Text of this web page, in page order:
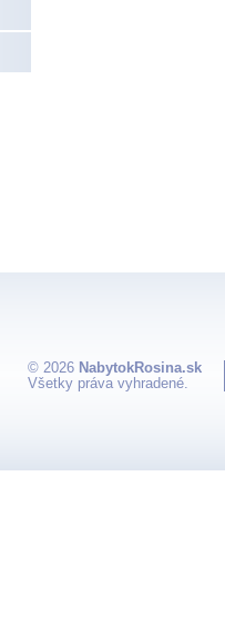
© 2026 NabytokRosina.sk
Všetky práva vyhradené.